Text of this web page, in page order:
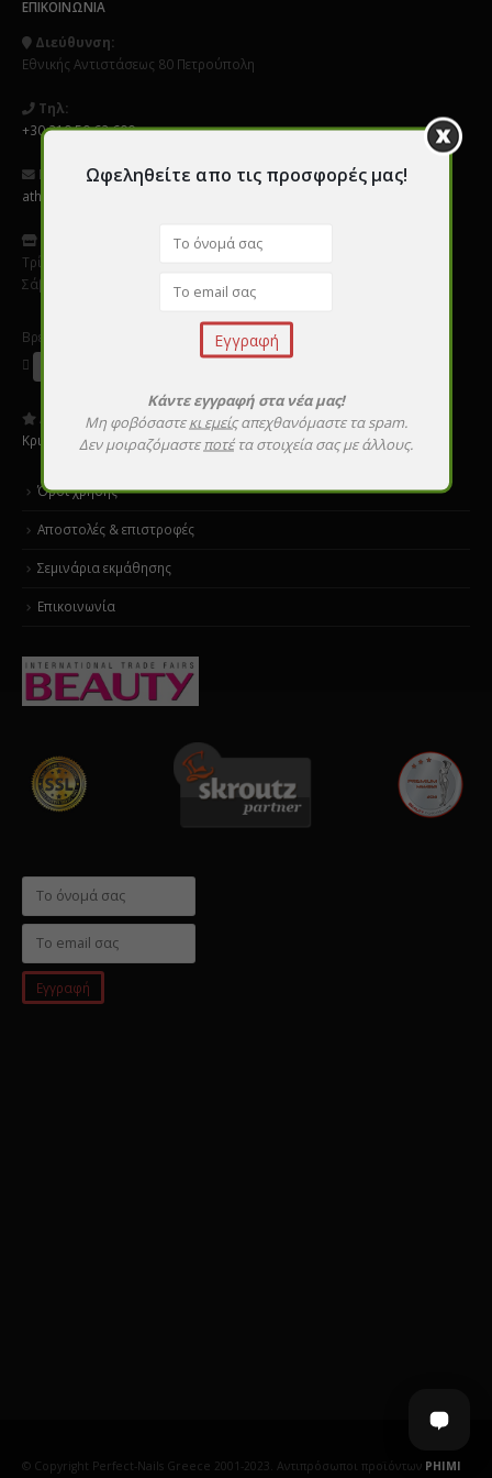
ΕΠΙΚΟΙΝΩΝΊΑ
Διεύθυνση:
Εθνικής Αντιστάσεως 80 Πετρούπολη
Τηλ:
+30 210 50 62 600
Email:
athens@perfect-nails.gr
Τρίτη - Παρασκεύη 9:00 - 20:00
Σάββατο 10:00 - 16:00
Βρείτε μας σε Social Media
Αξιολογήστε μας:
Κριτικές
Όροι χρήσης
Αποστολές & επιστροφές
Σεμινάρια εκμάθησης
Επικοινωνία
© Copyright Perfect-Nails Greece 2001-2023. Αντιπρόσωποι προϊόντων PHIMI
Ωφεληθείτε απο τις προσφορές μας!
Κάντε εγγραφή στα νέα μας!
Μη φοβόσαστεκι εμείςαπεχθανόμαστε τα spam.
Δεν μοιραζόμαστεποτέτα στοιχεία σας με άλλους.